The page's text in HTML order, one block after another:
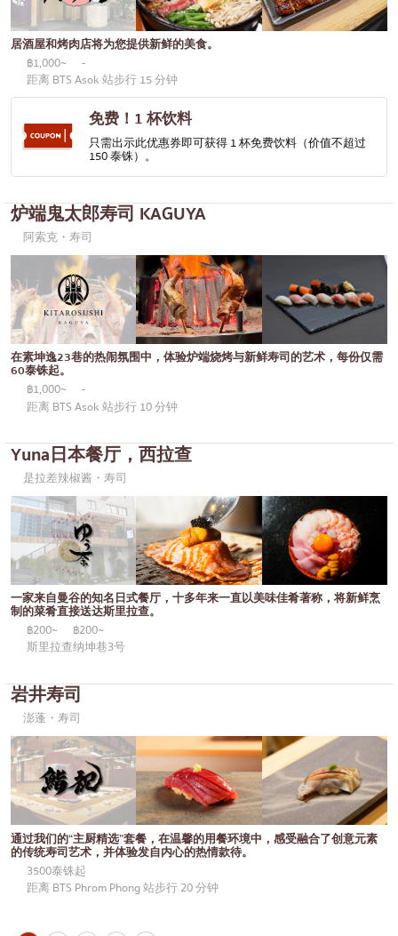
居酒屋和烤肉店将为您提供新鲜的美食。
฿1,000~
-
距离 BTS Asok 站步行 15 分钟
免费！1 杯饮料
只需出示此优惠券即可获得 1 杯免费饮料（价值不超过
150 泰铢）。
炉端鬼太郎寿司 KAGUYA
阿索克・寿司
在素坤逸23巷的热闹氛围中，体验炉端烧烤与新鲜寿司的艺术，每份仅需
60泰铢起。
฿1,000~
-
距离 BTS Asok 站步行 10 分钟
Yuna日本餐厅，西拉查
是拉差辣椒酱・寿司
一家来自曼谷的知名日式餐厅，十多年来一直以美味佳肴著称，将新鲜烹
制的菜肴直接送达斯里拉查。
฿200~
฿200~
斯里拉查纳坤巷3号
岩井寿司
澎蓬・寿司
通过我们的“主厨精选”套餐，在温馨的用餐环境中，感受融合了创意元素
的传统寿司艺术，并体验发自内心的热情款待。
3500泰铢起
距离 BTS Phrom Phong 站步行 20 分钟